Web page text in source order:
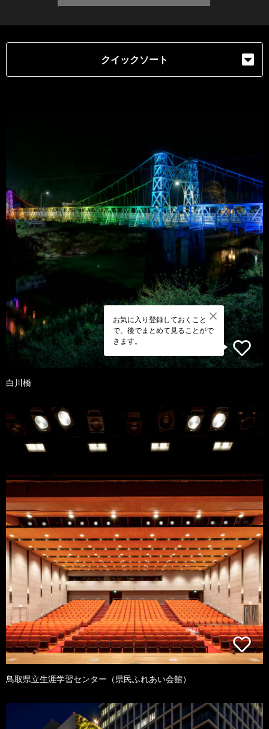
クイックソート
お気に入り登録しておくこと
で、後でまとめて見ることがで
きます。
白川橋
鳥取県立生涯学習センター（県民ふれあい会館）